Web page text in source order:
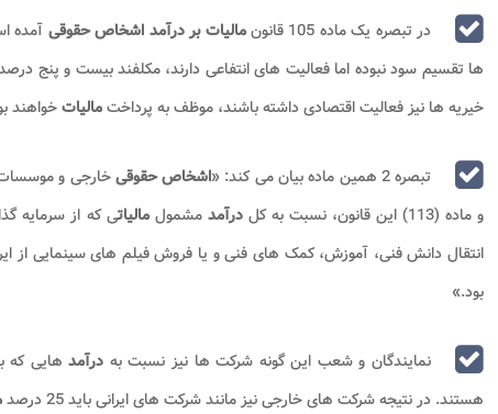
در تبصره یک ماده 105 قانون مالیات بر درآمد اشخاص حقوقی آمده
ها تقسیم سود نبوده اما فعالیت های انتفاعی دارند، مکلفند بیست و پنج
خیریه ها نیز فعالیت اقتصادی داشته باشند، موظف به پرداختمالیاتخواهند
تبصره 2 همین ماده بیان می کند: « اشخاص حقوقی
و ماده (113) این قانون، نسبت به کل
درآمد مشمولمالیاتی که از سرمایه
انتقال دانش فنی، آموزش، کمک های فنی و یا فروش فیلم های سینمایی از
بود.»
نمایندگان و شعب این گونه شرکت ها نیز نسبت به درآمدهایی که
هستند. در نتیجه شرکت های خارجی نیز مانند شرکت های ایرانی باید 25 درصد